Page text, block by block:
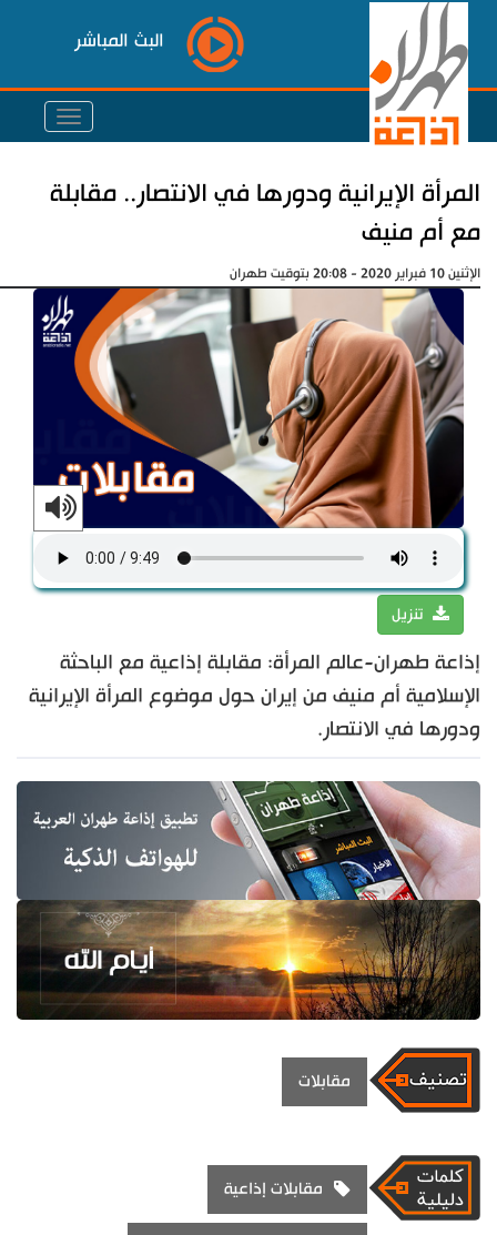
البث المباشر
المرأة الإيرانية ودورها في الانتصار.. مقابلة
مع أم منيف
الإثنين 10 فبراير 2020 - 20:08 بتوقيت طهران
تنزيل
إذاعة طهران-عالم المرأة: مقابلة إذاعية مع الباحثة
الإسلامية أم منيف من إيران حول موضوع المرأة الإيرانية
ودورها في الانتصار.
مقابلات
مقابلات إذاعية